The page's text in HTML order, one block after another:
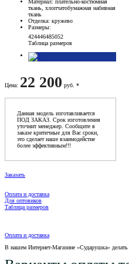
Материал: плательно-костюмная
ткань, хлопчатобумажная набивная
ткань
Отделка: кружево
Размеры:
424446485052
Таблица размеров
Цена: 22 200 руб. *
Данная модель изготавливается
ПОД ЗАКАЗ. Срок изготовления
уточнит менеджер. Сообщите в
заказе критичные для Вас сроки,
это сделает наше взаимодейстие
более эффективным!!!
Заказать
Оплата и доставка
Для оптовиков
Таблица размеров
Оплата и доставка
В нашем Интернет-Магазине «Сударушка»